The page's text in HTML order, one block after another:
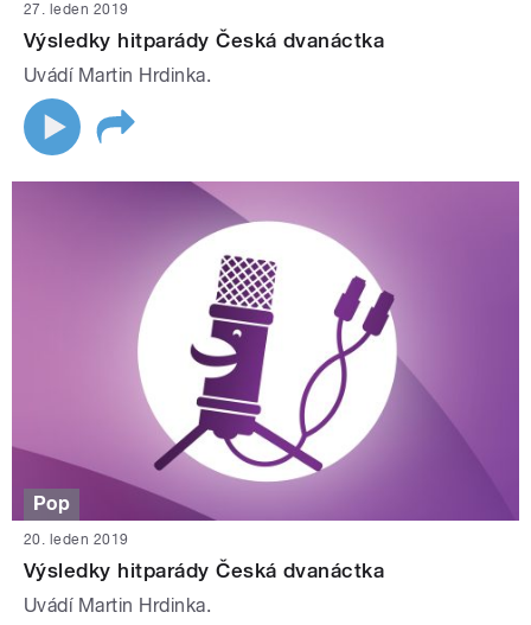
27. leden 2019
Výsledky hitparády Česká dvanáctka
Uvádí Martin Hrdinka.
Pop
20. leden 2019
Výsledky hitparády Česká dvanáctka
Uvádí Martin Hrdinka.